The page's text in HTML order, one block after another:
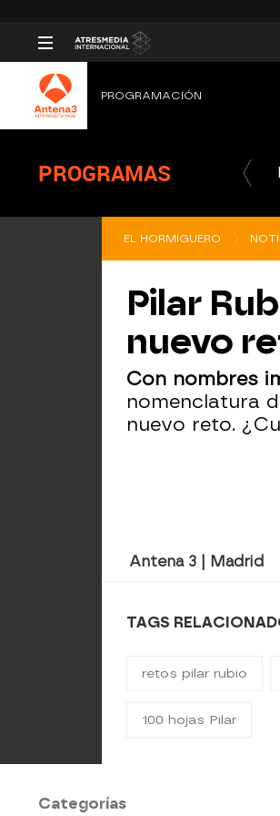
PROGRAMACIÓN
PROGRAMAS
EL HORMIGUERO
Pilar
nuevo
Con nombres
nomenclatura
nuevo reto.
Antena 3 | Madrid
TAGS
retos pilar rubio
100 hojas Pilar
Categorías